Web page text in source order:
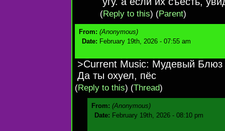
(Reply to this) (Parent)
From: (Anonymous)
Date: February 19th, 2026 - 07:55 am
>Current Music: Мудевый Блюз
Да ты охуел, пёс
(Reply to this) (Thread)
From: (Anonymous)
Date: February 19th, 2026 - 08:10 pm